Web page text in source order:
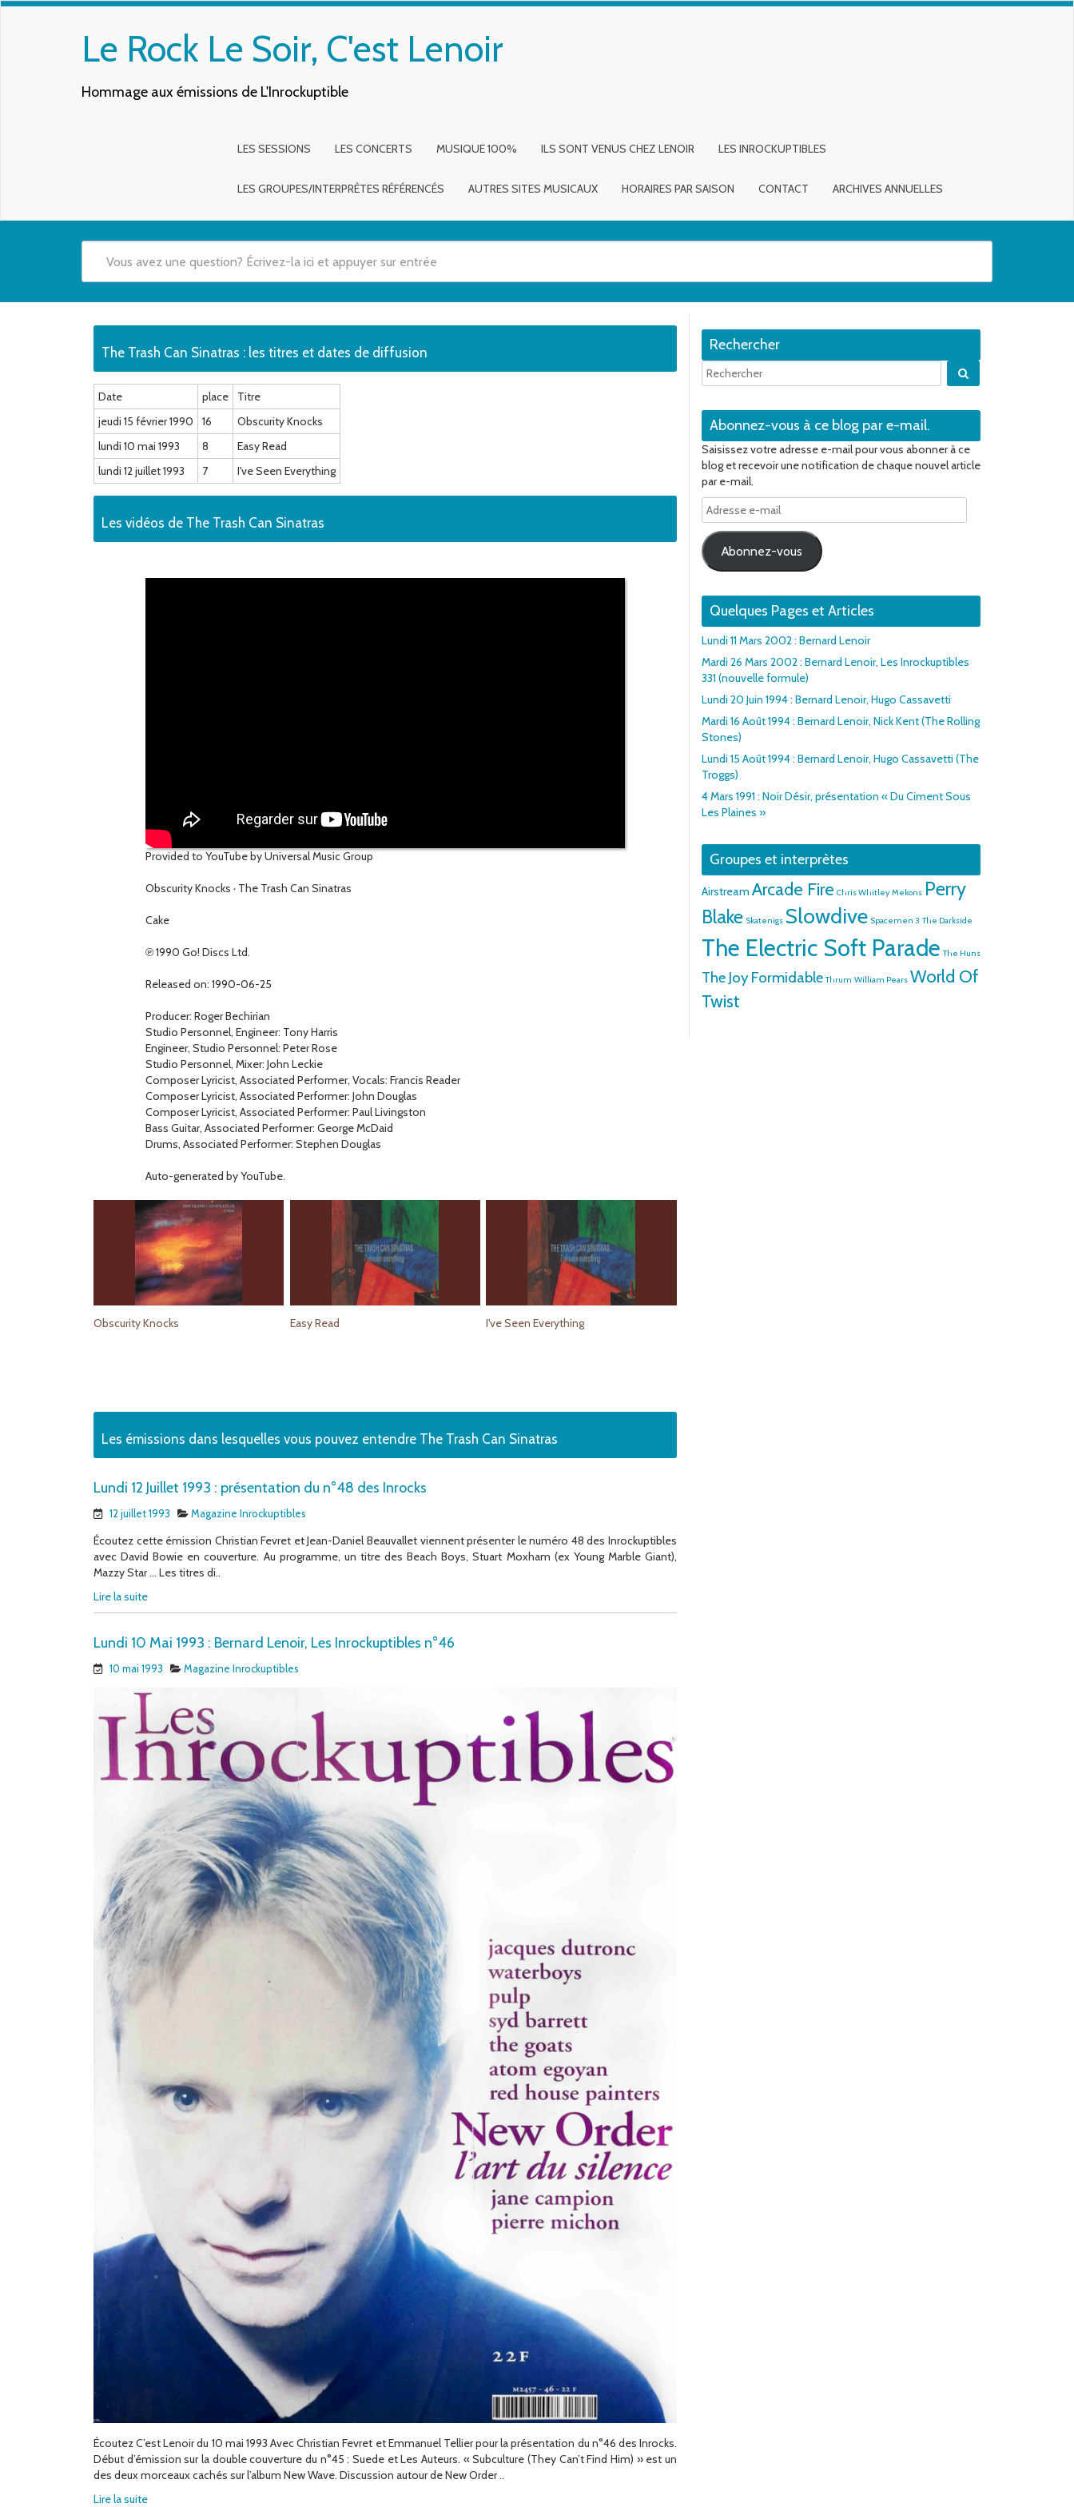
Le Rock Le Soir, C'est Lenoir
Hommage aux émissions de L'Inrockuptible
LES SESSIONS LES CONCERTS MUSIQUE 100% ILS SONT VENUS CHEZ LENOIR LES INROCKUPTIBLES
LES GROUPES/INTERPRÈTES RÉFÉRENCÉS AUTRES SITES MUSICAUX HORAIRES PAR SAISON CONTACT ARCHIVES ANNUELLES
The Trash Can Sinatras : les titres et dates de diffusion
Date place
Titre
jeudi 15 février 1990
16
Obscurity Knocks
lundi 10 mai 1993
8
Easy Read
lundi 12 juillet 1993
7 I've Seen Everything
Les vidéos de The Trash Can Sinatras
Provided to YouTube by Universal Music Group
Obscurity Knocks · The Trash Can Sinatras
Cake
℗ 1990 Go! Discs Ltd.
Released on: 1990-06-25
Producer: Roger Bechirian
Studio Personnel, Engineer: Tony Harris
Engineer, Studio Personnel: Peter Rose
Studio Personnel, Mixer: John Leckie
Composer Lyricist, Associated Performer, Vocals: Francis Reader
Composer Lyricist, Associated Performer: John Douglas
Composer Lyricist, Associated Performer: Paul Livingston
Bass Guitar, Associated Performer: George McDaid
Drums, Associated Performer: Stephen Douglas
Auto-generated by YouTube.
Obscurity Knocks Easy Read I've Seen Everything
Les émissions dans lesquelles vous pouvez entendre The Trash Can Sinatras
Lundi 12 Juillet 1993 : présentation du n°48 des Inrocks
12 juillet 1993 Magazine Inrockuptibles
Écoutez cette émission Christian Fevret et Jean-Daniel Beauvallet viennent présenter le numéro 48 des Inrockuptibles
avec David Bowie en couverture. Au programme, un titre des Beach Boys, Stuart Moxham (ex Young Marble Giant),
Mazzy Star … Les titres di..
Lire la suite
Lundi 10 Mai 1993 : Bernard Lenoir, Les Inrockuptibles n°46
10 mai 1993 Magazine Inrockuptibles
Écoutez C’est Lenoir du 10 mai 1993 Avec Christian Fevret et Emmanuel Tellier pour la présentation du n°46 des Inrocks.
Début d’émission sur la double couverture du n°45 : Suede et Les Auteurs. « Subculture (They Can’t Find Him) » est un
des deux morceaux cachés sur l’album New Wave. Discussion autour de New Order ..
Lire la suite
Rechercher
Abonnez-vous à ce blog par e-mail.
Saisissez votre adresse e-mail pour vous abonner à ce
blog et recevoir une notification de chaque nouvel article
par e-mail.
Adresse
e-
mail
Abonnez-vous
Quelques Pages et Articles
Lundi 11 Mars 2002 : Bernard Lenoir
Mardi 26 Mars 2002 : Bernard Lenoir, Les Inrockuptibles
331 (nouvelle formule)
Lundi 20 Juin 1994 : Bernard Lenoir, Hugo Cassavetti
Mardi 16 Août 1994 : Bernard Lenoir, Nick Kent (The Rolling
Stones)
Lundi 15 Août 1994 : Bernard Lenoir, Hugo Cassavetti (The
Troggs)
4 Mars 1991 : Noir Désir, présentation « Du Ciment Sous
Les Plaines »
Groupes et interprètes
Airstream Arcade Fire Chris Whitley Mekons Perry
Blake Skatenigs Slowdive Spacemen 3 The Darkside
The Electric Soft Parade The Huns
The Joy Formidable Thrum William Pears World Of
Twist